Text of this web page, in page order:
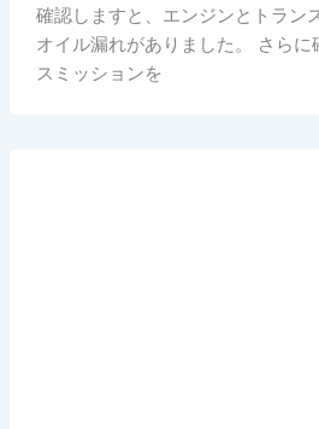
確認しますと、エンジンとトラン
オイル漏れがありました。 さら
スミッションを